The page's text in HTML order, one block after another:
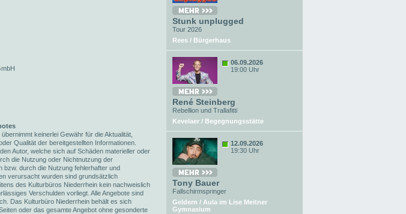
keinerlei Gewähr für die Aktualität,
Qualität der bereitgestellten Informationen.
Autor, welche sich auf Schäden materieller oder
die Nutzung oder Nichtnutzung der
bzw. durch die Nutzung fehlerhafter und
verursacht wurden sind grundsätzlich
des Kulturbüros Niederrhein kein nachweislich
Verschulden vorliegt. Alle Angebote sind
Das Kulturbüro Niederrhein behält es sich
oder das gesamte Angebot ohne gesonderte
Stunk unplugged
Tour 2026
Rees / Bürgerhaus
06.09.2026
19:00 Uhr
René Steinberg
Rebellion und Trallafitti
Kevelaer / Begegnungsstätte
12.09.2026
19:30 Uhr
Tony Bauer
Fallschirmspringer
Geldern / Aula im Lise Meitner
Gymnasium